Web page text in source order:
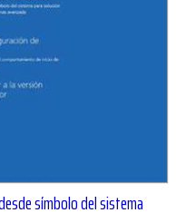
símbolo del sistema